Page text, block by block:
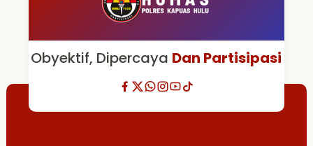
Obyektif, Dipercaya Dan Partisipasi